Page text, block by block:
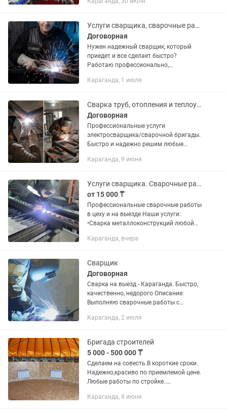
Услуги сварщика, сварочные работы любой сложности, сварщик в Караганде
Договорная
Нужен надежный сварщик, который
приедет и все сделает быстро?
Работаю профессионально,
Выездной сварщик с 10-летним
глушителей...
Караганда, 1 июля
Сварка труб, отопления и теплоузлов. Качественно
Договорная
Профессиональные услуги
электросварщика/сварочной бригады.
Быстро и надежно решим любые
отопительных систем. Что мы делаем:
(элеваторные,...
Караганда, 9 июня
Услуги сварщика. Сварочные работы
от 15 000 ₸
Профессиональные сварочные работы
в цеху и на выезде Наши услуги:
•Сварка металлоконструкций любой
ворот, решеток •Ремонт и монтаж
Караганда, вчера
Сварщик
Договорная
Сварка на выезд - Караганда. Быстро,
качественно, недорого Описание:
Выполняю сварочные работы с
заборов, ворот, лестниц, решеток
Караганда, 2 июля
Бригада строителей
5 000 - 500 000 ₸
Сделаем на совесть.В короткие сроки.
Надежно,красиво по приемлемой цене.
Любые работы по стройке..
сантехнические,демонтаж,монтаж,отде
Караганда, 8 июня